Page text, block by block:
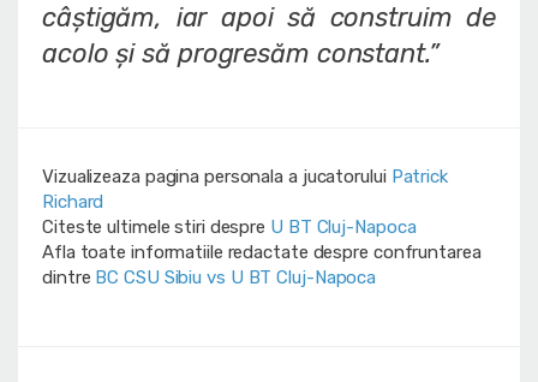
câștigăm, iar apoi să construim de
acolo și să progresăm constant.”
Vizualizeaza pagina personala a jucatorului Patrick
Richard
Citeste ultimele stiri despre U BT Cluj-Napoca
Afla toate informatiile redactate despre confruntarea
dintre BC CSU Sibiu vs U BT Cluj-Napoca